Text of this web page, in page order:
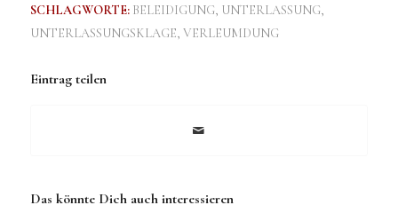
SCHLAGWORTE: BELEIDIGUNG, UNTERLASSUNG,
UNTERLASSUNGSKLAGE, VERLEUMDUNG
Eintrag teilen
Das könnte Dich auch interessieren